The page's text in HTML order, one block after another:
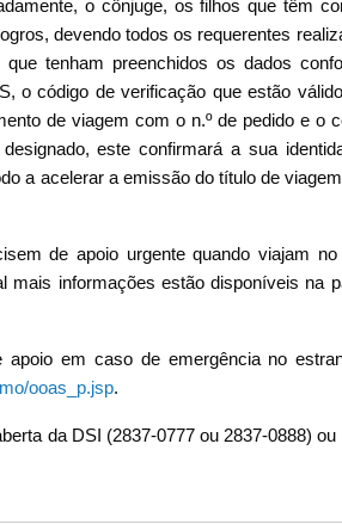
o cônjuge, os filhos que têm
devendo todos os requerentes
tenham preenchidos os dados
o código de verificação que estão
de viagem com o n.º de pedido e o
este confirmará a sua
a acelerar a emissão do título de
de apoio urgente quando viajam no
informações estão disponíveis na
apoio em caso de emergência no
ooas_p.jsp.
da DSI (2837-0777 ou 2837-0888)